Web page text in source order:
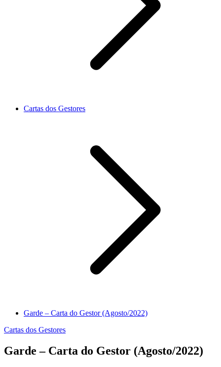
Cartas dos Gestores
Garde – Carta do Gestor (Agosto/2022)
Cartas dos Gestores
Garde – Carta do Gestor (Agosto/2022)